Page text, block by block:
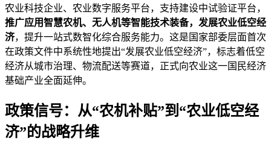
农业科技企业、农业数字服务平台，支持建设中试验证平台，
推广应用智慧农机、无人机等智能技术装备，发展农业低空经
济，提升一站式数智化综合服务能力。这是国家部委层面首次
在政策文件中系统性地提出“发展农业低空经济”，标志着低空
经济从城市治理、物流配送等赛道，正式向农业这一国民经济
基础产业全面延伸。
政策信号：从“农机补贴”到“农业低空经
济”的战略升维